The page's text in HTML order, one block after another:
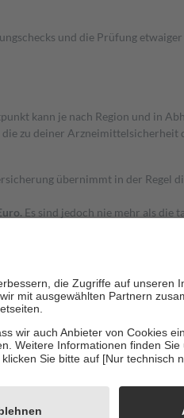
und die Prüfung
kann je nach Region und in
zu deiner Arzneimittelsicherheit
übernimmt in der Regel
Es sind jedoch nie mehr als die
Zuzahlungen an bei: